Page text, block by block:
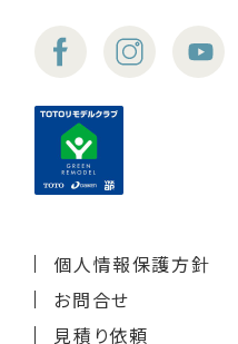
個人情報保護方針
お問合せ
見積り依頼